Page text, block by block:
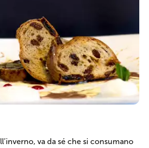
va da sé che si consumano